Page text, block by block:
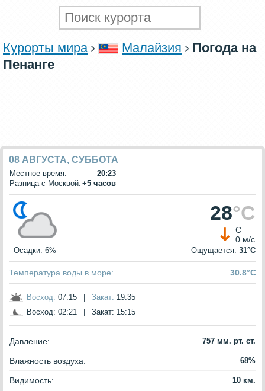
Курорты мира Малайзия
Погода на
Пенанге
08 АВГУСТА, СУББОТА
Местное время:
20:23
Разница с Москвой: +5 часов
28°C
С
0 м/с
Осадки: 6% Ощущается: 31°C
Температура воды в море: 30.8°C
Восход: 07:15 Закат: 19:35
Восход: 02:21 Закат: 15:15
Давление: 757 мм. рт. ст.
Влажность воздуха: 68%
Видимость: 10 км.